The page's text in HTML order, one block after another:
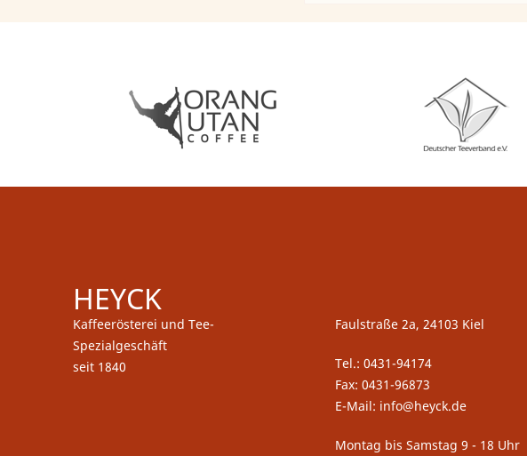
HEYCK
Kaffeerösterei und Tee-
Spezialgeschäft
seit 1840
Faulstraße 2a, 24103 Kiel
Tel.: 0431-94174
Fax: 0431-96873
E-Mail: info@heyck.de
Montag bis Samstag 9 - 18 Uhr